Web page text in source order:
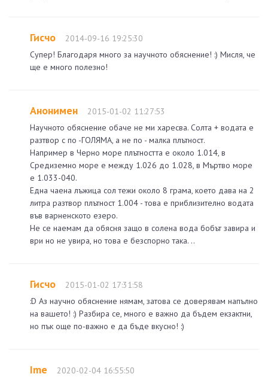
Гисчо
2014-09-16 19:25:30
Супер! Благодаря много за научното обяснение! :) Мисля, че
ще е много полезно!
Анонимен
2015-01-02 11:27:53
Научното обяснение обаче не ми харесва. Солта + водата е
разтвор с по -ГОЛЯМА, а не по - малка плътност.
Например в Черно море плътността е около 1.014, в
Средиземно море е между 1.026 до 1.028, в Мъртво море
е 1.033-040.
Една чаена лъжица сол тежи около 8 грама, което дава на 2
литра разтвор плътност 1.004 - това е приблизително водата
във варненското езеро.
Не се наемам да обясня защо в солена вода бобът завира и
ври но не увира, но това е безспорно така. ..
Гисчо
2015-01-02 17:31:58
:D Аз научно обяснение нямам, затова се доверявам напълно
на вашето! :) Разбира се, много е важно да бъдем екзактни,
но пък още по-важно е да бъде вкусно! :)
Ime
2020-02-04 16:55:50